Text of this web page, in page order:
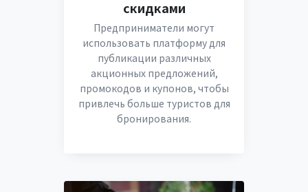
скидками
Предприниматели могут
использовать платформу для
публикации различных
акционных предложений,
промокодов и купонов, чтобы
привлечь больше туристов для
бронирования.